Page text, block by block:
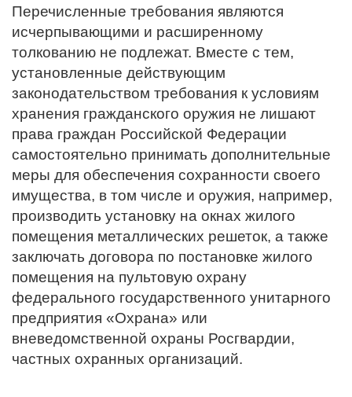
Перечисленные требования являются
исчерпывающими и расширенному
толкованию не подлежат. Вместе с тем,
установленные действующим
законодательством требования к условиям
хранения гражданского оружия не лишают
права граждан Российской Федерации
самостоятельно принимать дополнительные
меры для обеспечения сохранности своего
имущества, в том числе и оружия, например,
производить установку на окнах жилого
помещения металлических решеток, а также
заключать договора по постановке жилого
помещения на пультовую охрану
федерального государственного унитарного
предприятия «Охрана» или
вневедомственной охраны Росгвардии,
частных охранных организаций.